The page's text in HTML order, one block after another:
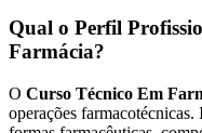
Qual o Perfil
Farmácia?
O Curso Técnico Em
operações